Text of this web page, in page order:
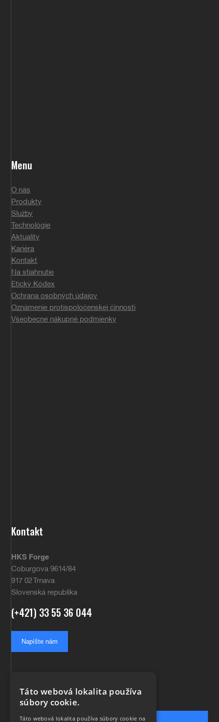
Menu
O nás
Produkty
Služby
Technológie
Aktuality
Kariéra
Kontakt
Na stiahnutie
Etický Kódex
Ochrana osobných údajov
Oznámenie protispoločenskej činnosti
Všeobecné nákupné podmienky
Kontakt
HKS Forge
Coburgova 9614/84
917 02 Trnava
Slovenská republika
(+421) 33 55 36 044
Napíšte nám
Táto webová lokalita používa
súbory cookie.
Táto webová lokalita používa súbory cookie na